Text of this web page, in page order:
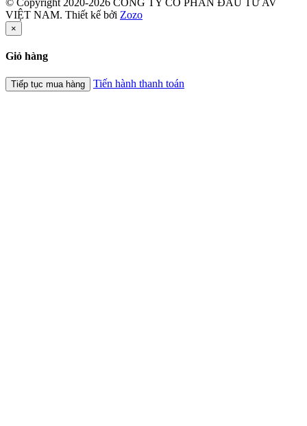
VIỆT NAM. Thiết kế bởi Zozo
×
Giỏ hàng
Tiếp tục mua hàng Tiến hành thanh toán